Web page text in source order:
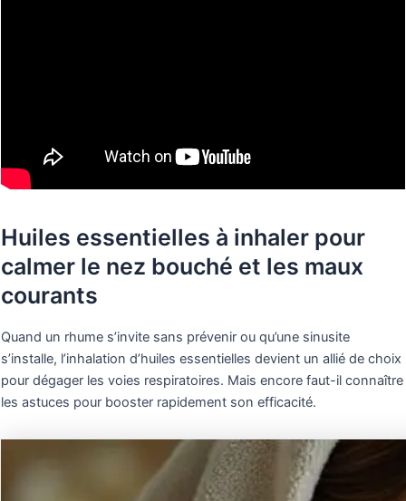
Huiles essentielles à inhaler pour
calmer le nez bouché et les maux
courants
Quand un rhume s’invite sans prévenir ou qu’une sinusite
s’installe, l’inhalation d’huiles essentielles devient un allié de choix
pour dégager les voies respiratoires. Mais encore faut-il connaître
les astuces pour booster rapidement son efficacité.